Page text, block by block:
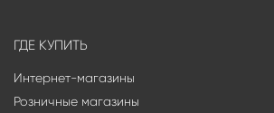
ГДЕ КУПИТЬ
Интернет-магазины
Розничные магазины